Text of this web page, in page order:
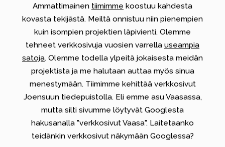
Ammattimainen tiimimme koostuu kahdesta
kovasta tekijästä. Meiltä onnistuu niin pienempien
kuin isompien projektien läpivienti. Olemme
tehneet verkkosivuja vuosien varrella useampia
satoja. Olemme todella ylpeitä jokaisesta meidän
projektista ja me halutaan auttaa myös sinua
menestymään. Tiimimme kehittää verkkosivut
Joensuun tiedepuistolla. Eli emme asu Vaasassa,
mutta silti sivumme löytyvät Googlesta
hakusanalla "verkkosivut Vaasa". Laitetaanko
teidänkin verkkosivut näkymään Googlessa?